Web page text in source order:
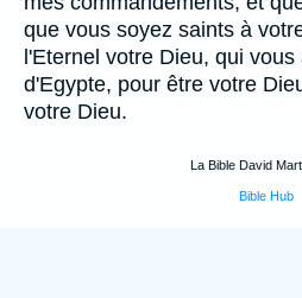
que vous soyez saints à
l'Eternel votre Dieu, qui
d'Egypte, pour être votre
votre Dieu.
La Bible David
Bible Hub